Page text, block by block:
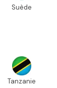
Suède
Tanzanie